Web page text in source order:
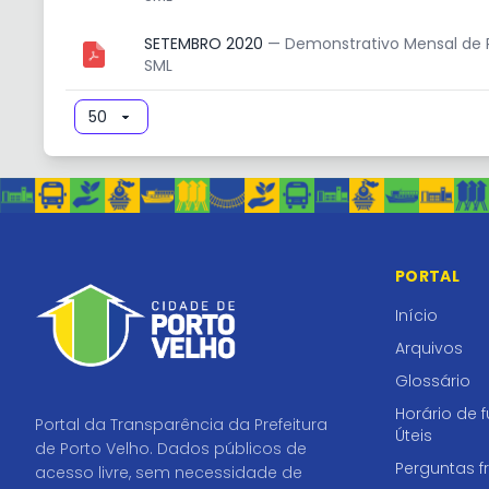
SETEMBRO 2020 — Demonstrativo Mensal de
SML
Portal da Transparência da Prefeitura
de Porto Velho. Dados públicos de
acesso livre, sem necessidade de
PORTAL
Início
Arquivos
Glossário
Horário de
Úteis
Perguntas